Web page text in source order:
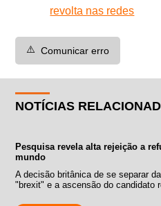
revolta nas redes
⚠️ Comunicar erro
NOTÍCIAS
Pesquisa revela alta rejeição a
mundo
A decisão britânica de se separar
"brexit" e a ascensão do candidato